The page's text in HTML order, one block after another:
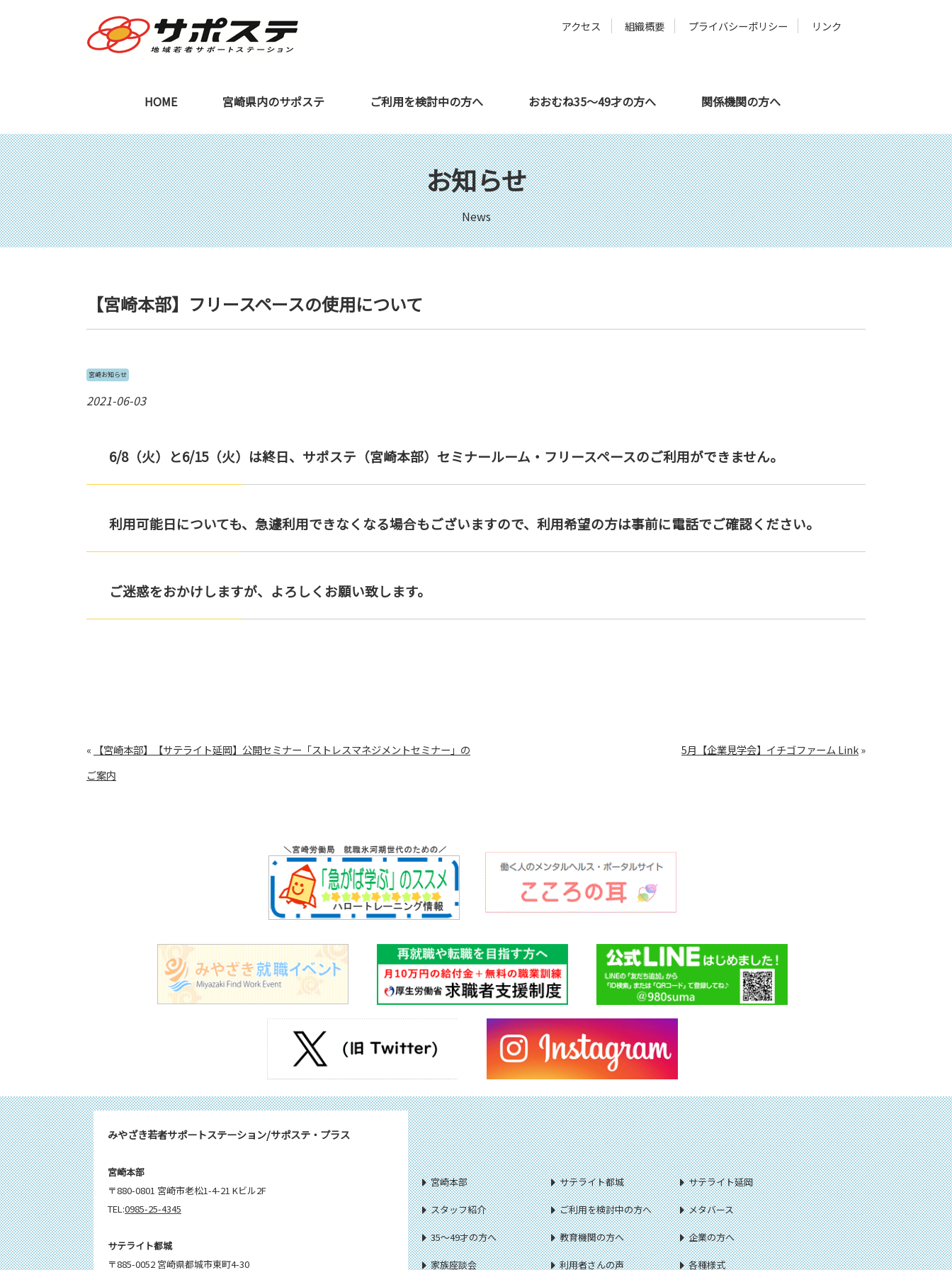
アクセス 組織概要 プライバシーポリシー リンク
HOME 宮崎県内のサポステ
宮崎本部 サテライト都城 サテライト延岡 スタッフ紹介
ご利用を検討中の方へ
ご利用を検討中の方へ 利用者さんの声 メタバース
おおむね35～49才の方へ 関係機関の方へ
教育機関の方へ 企業の方へ
お知らせ
News
【宮崎本部】フリースペースの使用について
宮崎お知らせ
2021-06-03
6/8（火）と6/15（火）は終日、サポステ（宮崎本部）セミナールーム・フリースペースのご利用ができません。
利用可能日についても、急遽利用できなくなる場合もございますので、利用希望の方は事前に電話でご確認ください。
ご迷惑をおかけしますが、よろしくお願い致します。
«
【宮崎本部】【サテライト延岡】公開セミナー「ストレスマネジメントセミナー」の
ご案内
5月【企業見学会】イチゴファーム Link»
みやざき若者サポートステーション/サポステ・プラス
宮崎本部
〒880-0801 宮崎市老松1-4-21 Kビル2F
TEL:0985-25-4345
サテライト都城
〒885-0052 宮崎県都城市東町4-30
宮崎本部 サテライト都城 サテライト延岡
スタッフ紹介 ご利用を検討中の方へ メタバース
35～49才の方へ 教育機関の方へ 企業の方へ
家族座談会 利用者さんの声 各種様式